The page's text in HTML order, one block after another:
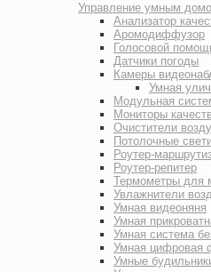
Управление умным
Анализатор
Аромодиффузор
Голосовой
Датчики погоды
Камеры
Умная
Модульная
Мониторы
Очистители
Потолочные
Роутер-
Роутер-репитер
Термометры для
Увлажнители
Умная видеоняня
Умная
Умная система
Умная цифровая
Умные